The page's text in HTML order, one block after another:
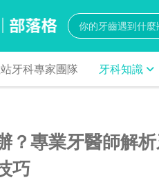
牙科專家團隊 牙科知識
？專業牙醫師解
巧